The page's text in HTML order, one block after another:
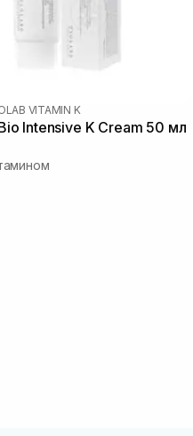
VITAMIN K
Intensive K Cream 50 мл